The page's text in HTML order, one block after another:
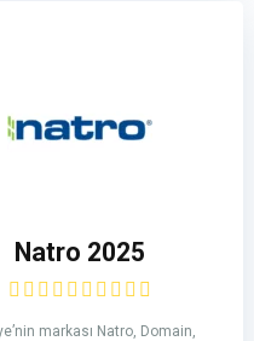
Natro 2025
markası Natro, Domain,